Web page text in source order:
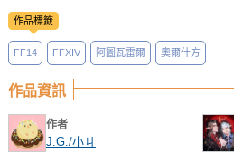
作品標籤
FF14 FFXIV 阿圖瓦雷爾 奧爾什方
作品資訊
作者
J.G./小ㄐ